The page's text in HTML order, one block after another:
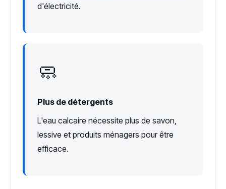
d'électricité.
🧼
Plus de détergents
L'eau calcaire nécessite plus de savon,
lessive et produits ménagers pour être
efficace.